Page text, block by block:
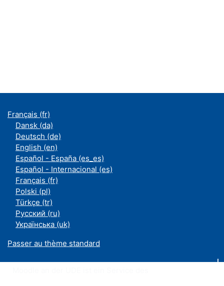
Français ‎(fr)‎
Dansk ‎(da)‎
Deutsch ‎(de)‎
English ‎(en)‎
Español - España ‎(es_es)‎
Español - Internacional ‎(es)‎
Français ‎(fr)‎
Polski ‎(pl)‎
Türkçe ‎(tr)‎
Русский ‎(ru)‎
Українська ‎(uk)‎
Passer au thème standard